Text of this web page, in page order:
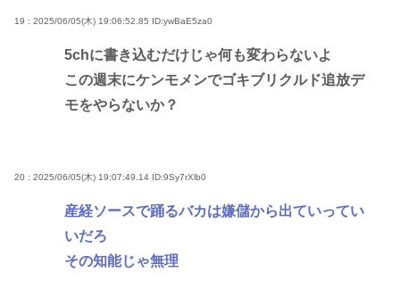
19 : 2025/06/05(木) 19:06:52.85 ID:ywBaE5za0
5chに書き込むだけじゃ何も変わらないよ
この週末にケンモメンでゴキブリクルド追放デ
モをやらないか？
20 : 2025/06/05(木) 19:07:49.14 ID:9Sy7rXlb0
産経ソースで踊るバカは嫌儲から出ていってい
いだろ
その知能じゃ無理